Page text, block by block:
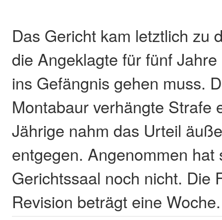
Das Gericht kam letztlich zu
die Angeklagte für fünf
ins Gefängnis gehen muss.
Montabaur verhängte Strafe
Jährige nahm das Urteil
entgegen. Angenommen hat
Gerichtssaal noch nicht. Die
Revision beträgt eine